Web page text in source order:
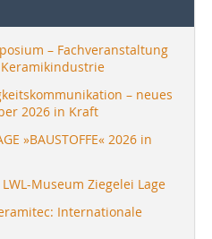
– Fachveranstaltung
– neues
2026 in Kraft
»BAUSTOFFE« 2026 in
Museum Ziegelei Lage
Internationale